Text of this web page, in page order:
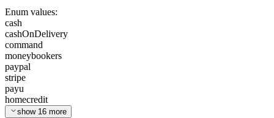
Enum values:
cash
cashOnDelivery
command
moneybookers
paypal
stripe
payu
homecredit
show 16 more